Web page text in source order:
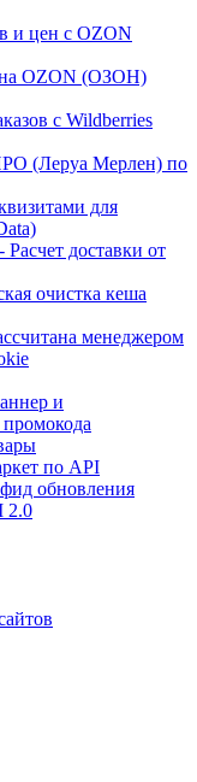
и цен с OZON
на OZON (ОЗОН)
с Wildberries
(Леруа Мерлен) по
для
доставки от
очистка кеша
менеджером
и
по API
обновления
2.0